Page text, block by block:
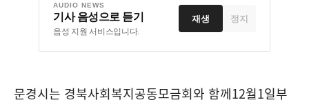
AUDIO NEWS
기사 음성으로 듣기
음성 지원 서비스입니다.
재생 정지
문경시는 경북사회복지공동모금회와 함께12월1일부